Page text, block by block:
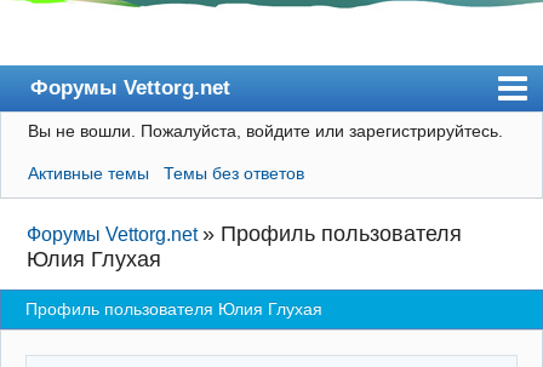
Форумы Vettorg.net
Главная
Пользователи
Правила
Поиск
Регистрация
Вход
Вы не вошли. Пожалуйста, войдите или зарегистрируйтесь.
Активные темы Темы без ответов
Форумы Vettorg.net » Профиль пользователя
Юлия Глухая
Профиль пользователя Юлия Глухая